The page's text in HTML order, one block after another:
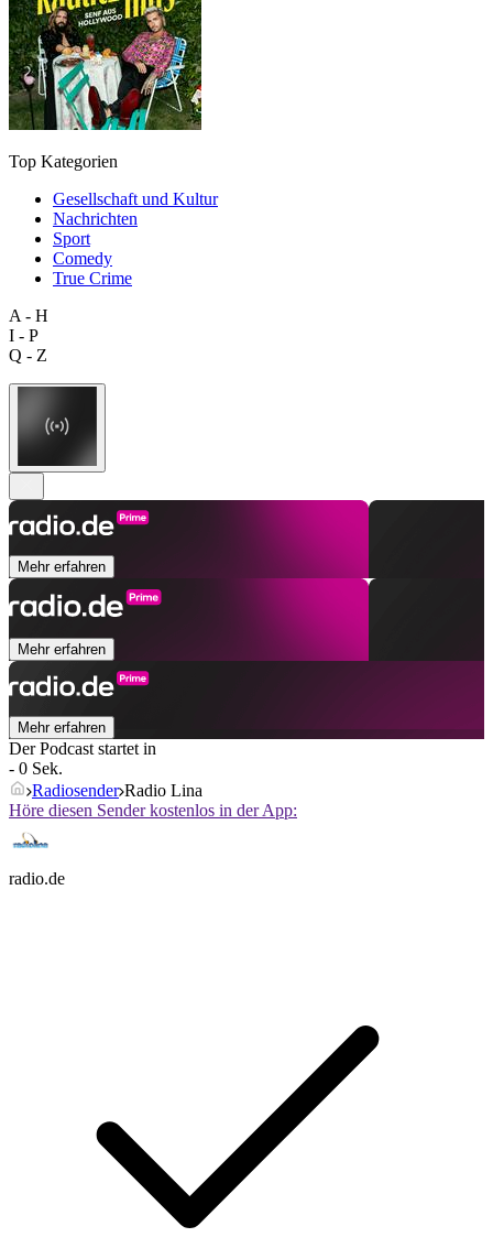
Top Kategorien
Gesellschaft und Kultur
Nachrichten
Sport
Comedy
True Crime
A - H
I - P
Q - Z
Mehr erfahren
Mehr erfahren
Mehr erfahren
Der Podcast startet in
- 0 Sek.
Radiosender Radio Lina
Höre diesen Sender kostenlos in der App:
radio.de